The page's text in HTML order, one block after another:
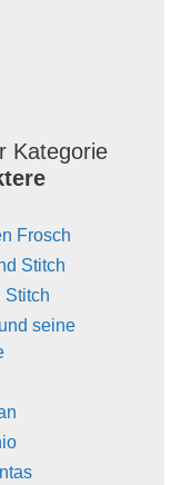
Kategorie
Frosch
Stitch
Stitch
seine